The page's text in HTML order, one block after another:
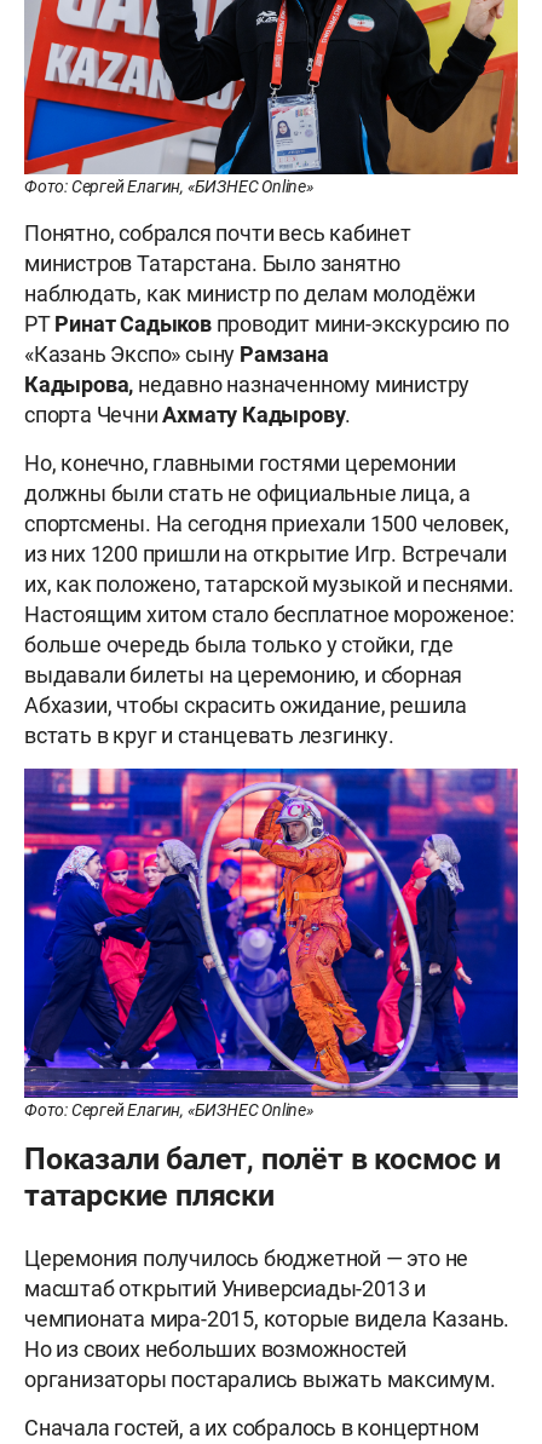
Фото: Сергей Елагин, «БИЗНЕС Online»
Понятно, собрался почти весь кабинет
министров Татарстана. Было занятно
наблюдать, как министр по делам молодёжи
РТРинат Садыковпроводит мини-экскурсию по
«Казань Экспо» сыну Рамзана
Кадырова, недавно назначенному министру
спорта ЧечниАхмату Кадырову.
Но, конечно, главными гостями церемонии
должны были стать не официальные лица, а
спортсмены. На сегодня приехали 1500 человек,
из них 1200 пришли на открытие Игр. Встречали
их, как положено, татарской музыкой и песнями.
Настоящим хитом стало бесплатное мороженое:
больше очередь была только у стойки, где
выдавали билеты на церемонию, и сборная
Абхазии, чтобы скрасить ожидание, решила
встать в круг и станцевать лезгинку.
Фото: Сергей Елагин, «БИЗНЕС Online»
Показали балет, полёт в космос и
татарские пляски
Церемония получилось бюджетной — это не
масштаб открытий Универсиады-2013 и
чемпионата мира-2015, которые видела Казань.
Но из своих небольших возможностей
организаторы постарались выжать максимум.
Сначала гостей, а их собралось в концертном